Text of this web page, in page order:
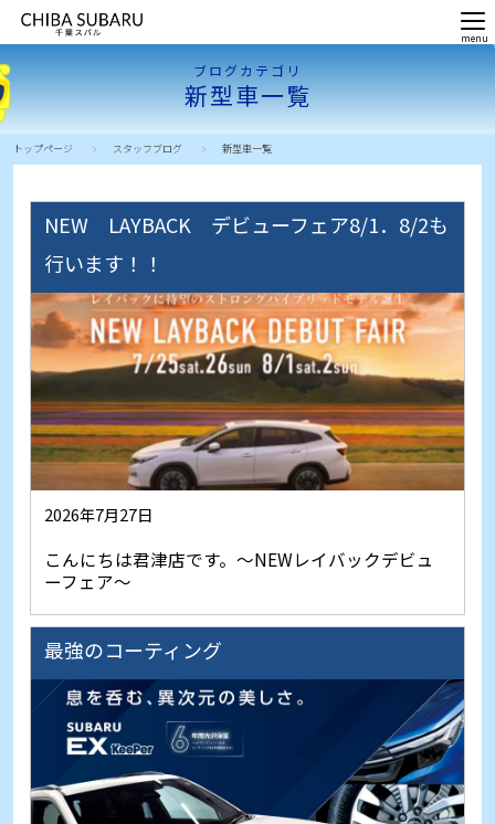
ブログカテゴリ
新型車一覧
トップページ スタッフブログ 新型車一覧
NEW LAYBACK デビューフェア8/1．8/2も
行います！！
2026年7月27日
こんにちは君津店です。～NEWレイバックデビュ
ーフェア～
最強のコーティング